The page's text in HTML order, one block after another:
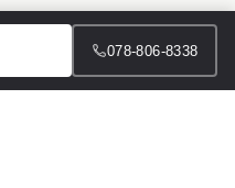
お知らせ
078-806-8338